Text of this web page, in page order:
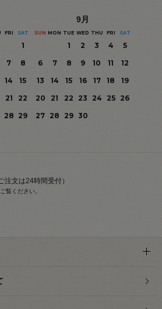
FRI SAT
1
7
8
14
15
21
22
28 29
9月
SUN MON TUE WED THU FRI SAT
1 2 3 4
5
6
7 8 9 10 11
12
13
14 15 16 17 18
19
20
21 22 23 24 25
26
27 28 29 30
文は24時間受付）
覧ください。